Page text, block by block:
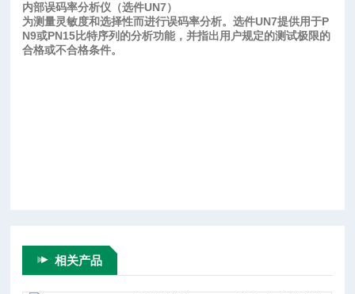
内部误码率分析仪（选件UN7）
为测量灵敏度和选择性而进行误码率分析。选件UN7提供用于P
N9或PN15比特序列的分析功能，并指出用户规定的测试极限的
合格或不合格条件。
相关产品